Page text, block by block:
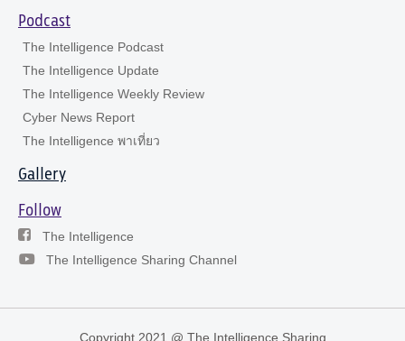
Podcast
The Intelligence Podcast
The Intelligence Update
The Intelligence Weekly Review
Cyber News Report
The Intelligence พาเที่ยว
Gallery
Follow
The Intelligence
The Intelligence Sharing Channel
Copyright 2021 @ The Intelligence Sharing